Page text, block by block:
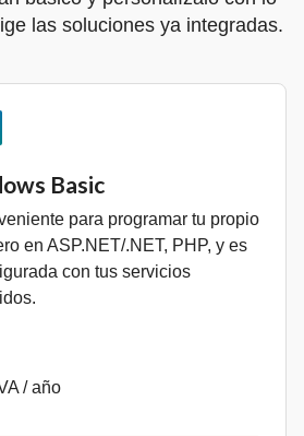
las soluciones ya integradas.
Basic
para programar tu propio
en ASP.NET/.NET, PHP, y es
con tus servicios
/ año